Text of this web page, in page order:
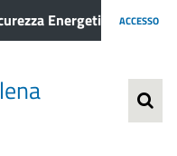
Energetica ACCESSO